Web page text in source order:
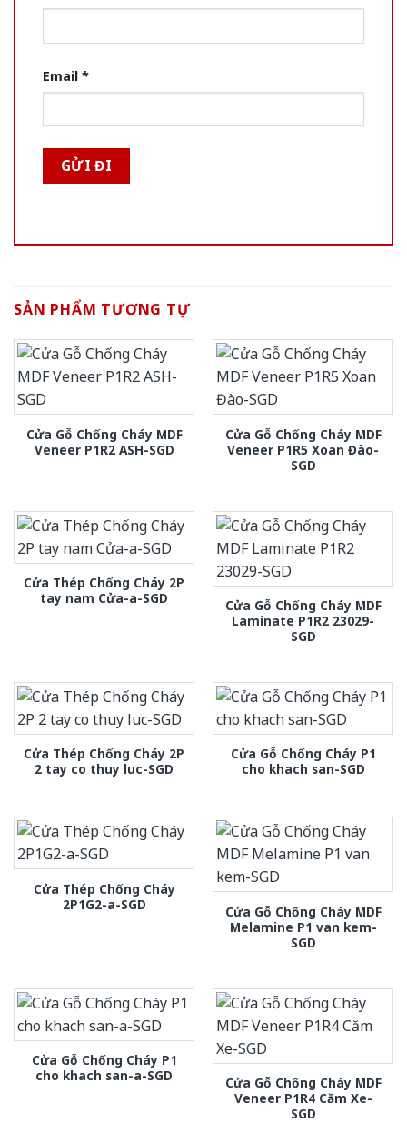
Email *
SẢN PHẨM TƯƠNG TỰ
Cửa Gỗ Chống Cháy MDF
Veneer P1R2 ASH-SGD
Cửa Gỗ Chống Cháy MDF
Veneer P1R5 Xoan Đào-
SGD
Cửa Thép Chống Cháy 2P
tay nam Cửa-a-SGD
Cửa Gỗ Chống Cháy MDF
Laminate P1R2 23029-
SGD
Cửa Thép Chống Cháy 2P
2 tay co thuy luc-SGD
Cửa Gỗ Chống Cháy P1
cho khach san-SGD
Cửa Thép Chống Cháy
2P1G2-a-SGD
Cửa Gỗ Chống Cháy MDF
Melamine P1 van kem-
SGD
Cửa Gỗ Chống Cháy P1
cho khach san-a-SGD
Cửa Gỗ Chống Cháy MDF
Veneer P1R4 Căm Xe-
SGD